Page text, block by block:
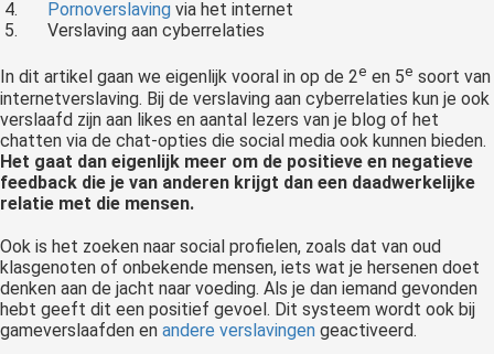
Pornoverslaving via het internet
Verslaving aan cyberrelaties
In dit artikel gaan we eigenlijk vooral in op de 2e en 5e soort van
internetverslaving. Bij de verslaving aan cyberrelaties kun je ook
verslaafd zijn aan likes en aantal lezers van je blog of het
chatten via de chat-opties die social media ook kunnen bieden.
Het gaat dan eigenlijk meer om de positieve en negatieve
feedback die je van anderen krijgt dan een daadwerkelijke
relatie met die mensen.
Ook is het zoeken naar social profielen, zoals dat van oud
klasgenoten of onbekende mensen, iets wat je hersenen doet
denken aan de jacht naar voeding. Als je dan iemand gevonden
hebt geeft dit een positief gevoel. Dit systeem wordt ook bij
gameverslaafden en andere verslavingen geactiveerd.